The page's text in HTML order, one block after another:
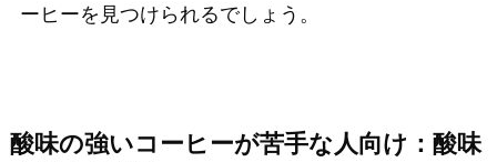
ーヒーを見つけられるでしょう。
酸味の強いコーヒーが苦手な人向け：酸味